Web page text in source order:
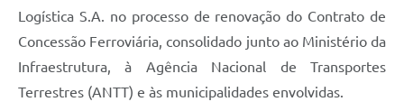
Logística S.A. no processo de renovação do Contrato de
Concessão Ferroviária, consolidado junto ao Ministério da
Infraestrutura, à Agência Nacional de Transportes
Terrestres (ANTT) e às municipalidades envolvidas.